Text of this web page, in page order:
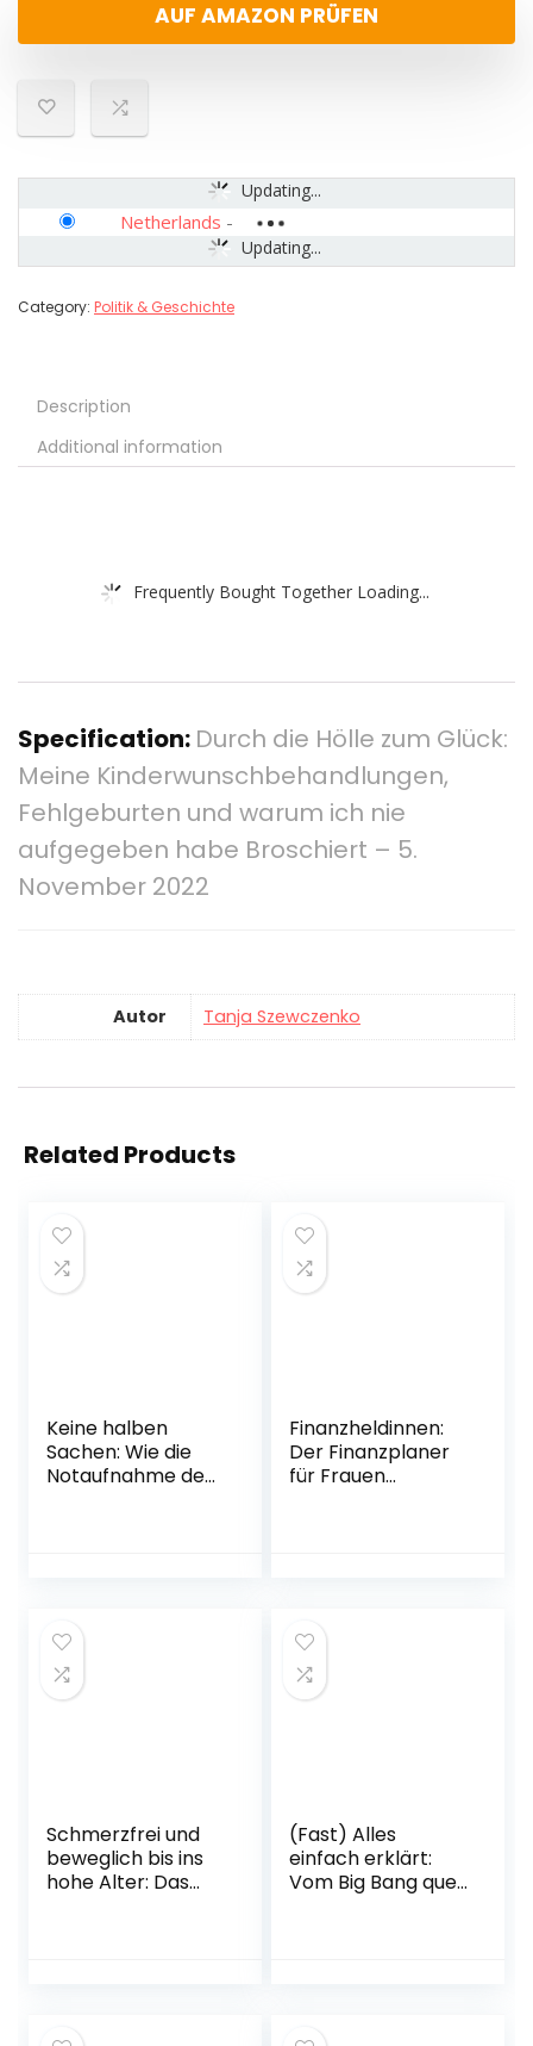
AUF AMAZON PRÜFEN
Updating...
Updating...
Netherlands -
Category: Politik & Geschichte
Description
Additional information
Frequently Bought Together Loading...
Specification: Durch die Hölle zum Glück:
Meine Kinderwunschbehandlungen,
Fehlgeburten und warum ich nie
aufgegeben habe Broschiert – 5.
November 2022
Autor Tanja Szewczenko
Related Products
Keine halben
Sachen: Wie die
Notaufnahme den
Notärztin
Broschiert – 26.
Oktober 2022
Finanzheldinnen:
Der Finanzplaner
für Frauen
Schmerzfrei und
beweglich bis ins
hohe Alter: Das
(Fast) Alles
einfach erklärt:
Vom Big Bang quer